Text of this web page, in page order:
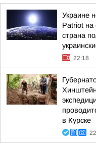
Украине
Patriot на
страна
22:18
в Курске